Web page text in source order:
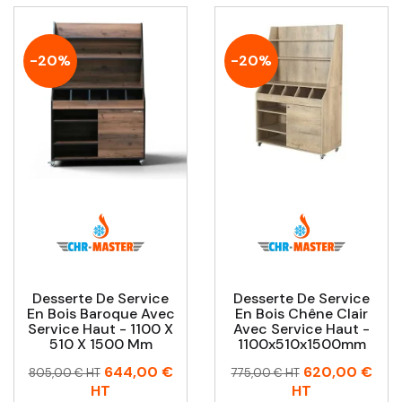
-20%
Desserte De Service
En Bois Baroque Avec
Service Haut - 1100 X
510 X 1500 Mm
Prix
Prix
805,00 € HT 644,00 €
HT
-20%
Desserte De Service
En Bois Chêne Clair
Avec Service Haut -
1100x510x1500mm
Prix
Prix
775,00 € HT 620,00 €
HT